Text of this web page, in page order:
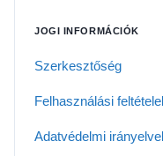
JOGI INFORMÁCIÓK
Szerkesztőség
Felhasználási
Adatvédelmi